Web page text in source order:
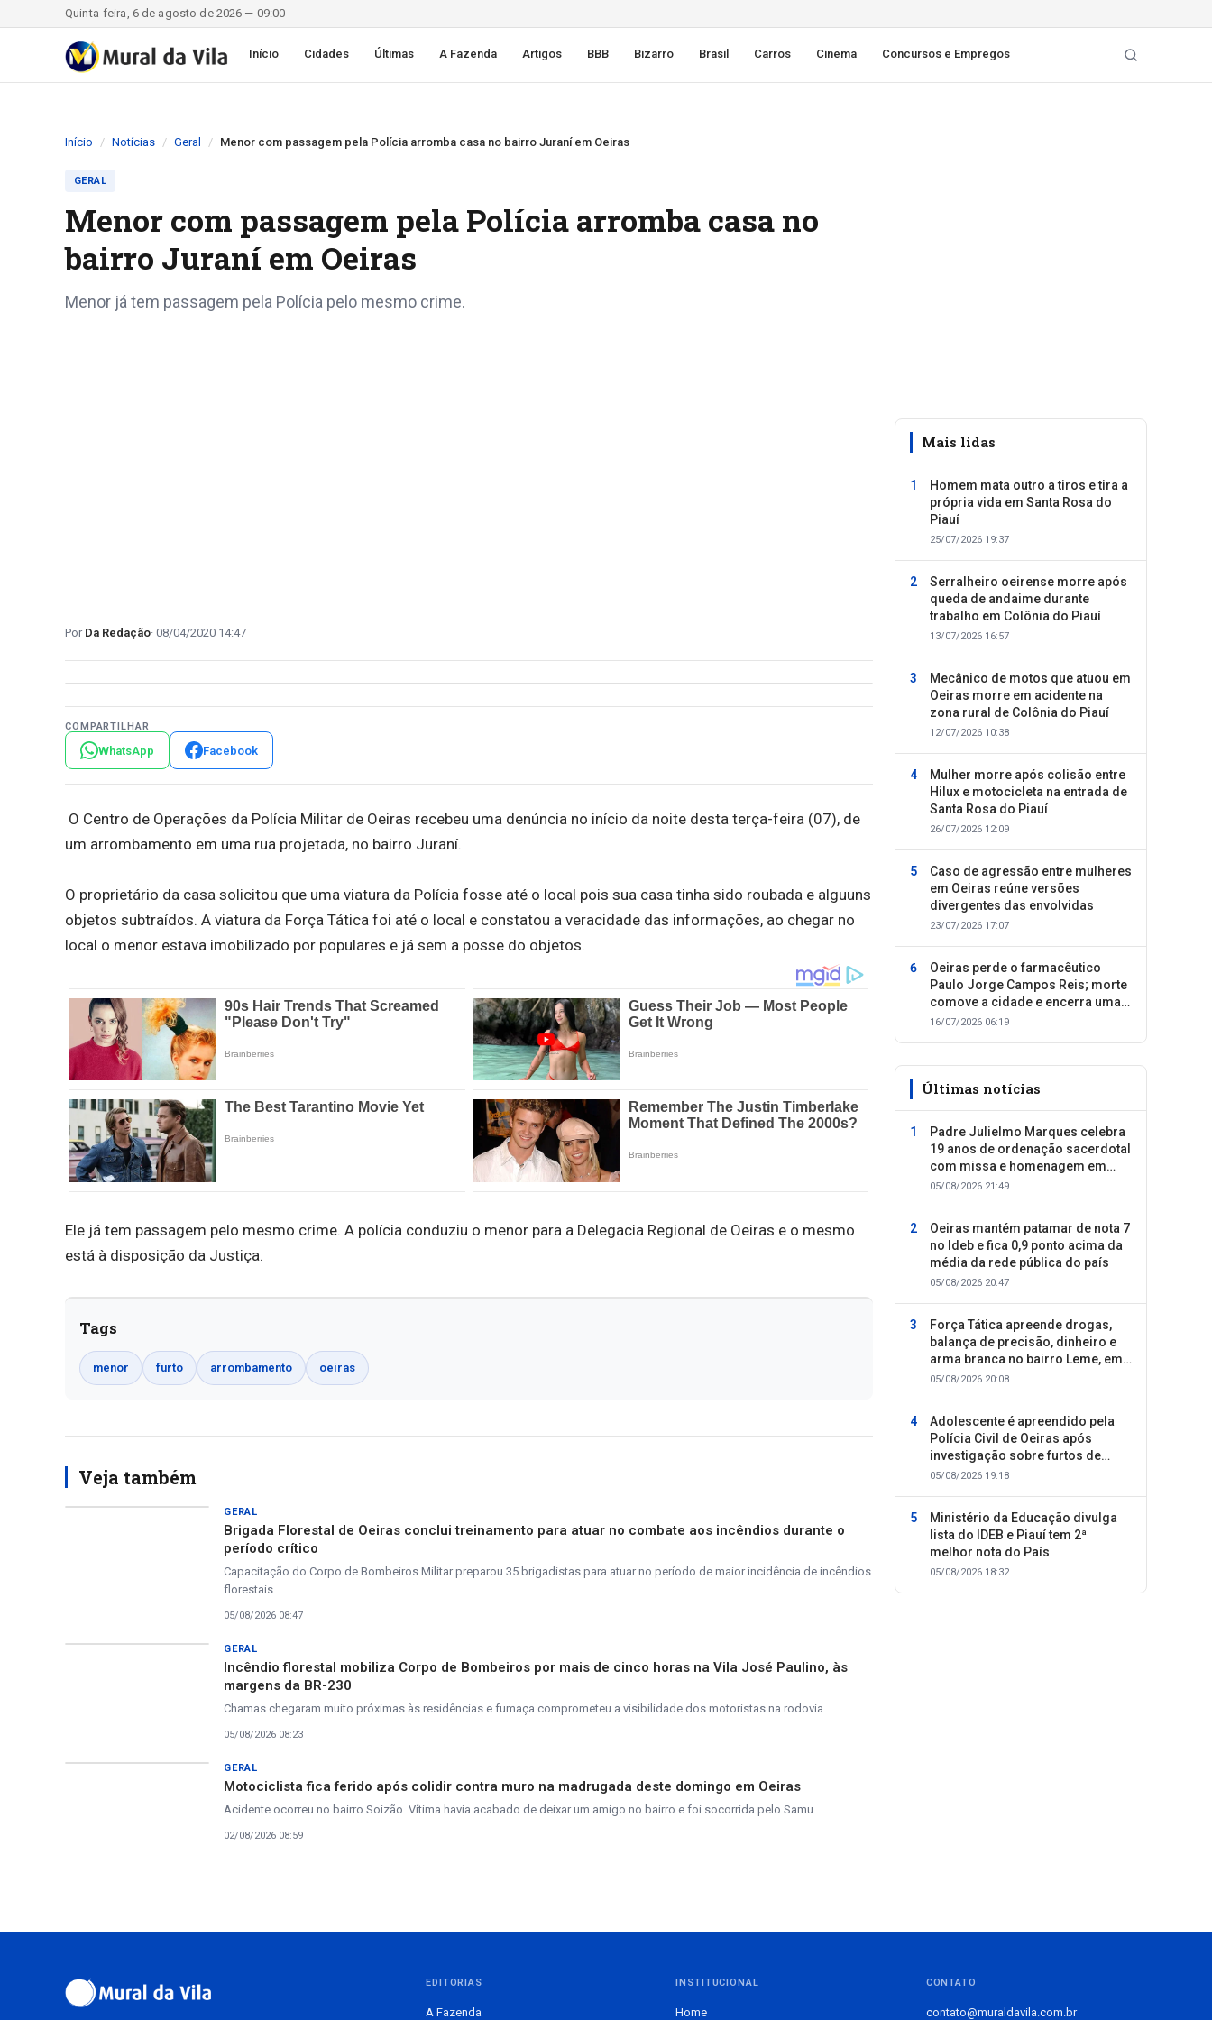
Quinta-feira, 6 de agosto de 2026 — 09:00
Início Cidades Últimas A Fazenda Artigos BBB Bizarro Brasil Carros Cinema Concursos e Empregos
Início Notícias Geral Menor com passagem pela Polícia arromba casa no bairro Juraní em Oeiras
GERAL
Menor com passagem pela Polícia arromba casa no
bairro Juraní em Oeiras
Menor já tem passagem pela Polícia pelo mesmo crime.
Da Redação 08/04/2020 14:47
COMPARTILHAR
WhatsApp Facebook
O Centro de Operações da Polícia Militar de Oeiras recebeu uma denúncia no início da noite desta terça-feira (07), de
um arrombamento em uma rua projetada, no bairro Juraní.
O proprietário da casa solicitou que uma viatura da Polícia fosse até o local pois sua casa tinha sido roubada e alguuns
objetos subtraídos. A viatura da Força Tática foi até o local e constatou a veracidade das informações, ao chegar no
local o menor estava imobilizado por populares e já sem a posse do objetos.
Ele já tem passagem pelo mesmo crime. A polícia conduziu o menor para a Delegacia Regional de Oeiras e o mesmo
está à disposição da Justiça.
Tags
menor furto arrombamento oeiras
Veja também
GERAL
Brigada Florestal de Oeiras conclui treinamento para atuar no combate aos incêndios durante o
período crítico
Capacitação do Corpo de Bombeiros Militar preparou 35 brigadistas para atuar no período de maior incidência de incêndios
florestais
05/08/2026 08:47
GERAL
Incêndio florestal mobiliza Corpo de Bombeiros por mais de cinco horas na Vila José Paulino, às
margens da BR-230
Chamas chegaram muito próximas às residências e fumaça comprometeu a visibilidade dos motoristas na rodovia
05/08/2026 08:23
GERAL
Motociclista fica ferido após colidir contra muro na madrugada deste domingo em Oeiras
Acidente ocorreu no bairro Soizão. Vítima havia acabado de deixar um amigo no bairro e foi socorrida pelo Samu.
02/08/2026 08:59
Mais lidas
Homem mata outro a tiros e tira a
própria vida em Santa Rosa do
Piauí
25/07/2026 19:37
Serralheiro oeirense morre após
queda de andaime durante
trabalho em Colônia do Piauí
13/07/2026 16:57
Mecânico de motos que atuou em
Oeiras morre em acidente na
zona rural de Colônia do Piauí
12/07/2026 10:38
Mulher morre após colisão entre
Hilux e motocicleta na entrada de
Santa Rosa do Piauí
26/07/2026 12:09
Caso de agressão entre mulheres
em Oeiras reúne versões
divergentes das envolvidas
23/07/2026 17:07
Oeiras perde o farmacêutico
Paulo Jorge Campos Reis; morte
comove a cidade e encerra uma
trajetória dedicada ao cuidado
16/07/2026 06:19
Últimas notícias
Padre Julielmo Marques celebra
19 anos de ordenação sacerdotal
com missa e homenagem em
Colônia do Piauí
05/08/2026 21:49
Oeiras mantém patamar de nota 7
no Ideb e fica 0,9 ponto acima da
média da rede pública do país
05/08/2026 20:47
Força Tática apreende drogas,
balança de precisão, dinheiro e
arma branca no bairro Leme, em
Oeiras
05/08/2026 20:08
Adolescente é apreendido pela
Polícia Civil de Oeiras após
investigação sobre furtos de
motocicletas
05/08/2026 19:18
Ministério da Educação divulga
lista do IDEB e Piauí tem 2ª
melhor nota do País
05/08/2026 18:32
EDITORIAS
A Fazenda
INSTITUCIONAL
Home
CONTATO
contato@muraldavila.com.br